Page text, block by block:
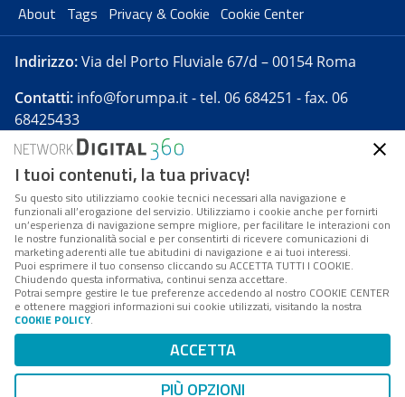
About Tags Privacy & Cookie Cookie Center
Indirizzo:Via del Porto Fluviale 67/d – 00154 Roma
Contatti: info@forumpa.it- tel. 06 684251 - fax. 06
68425433
Forumpa.itè una pubblicazione telematica iscritta
presso Registro della stampa del Tribunale di Roma -
Reg. n. 182 del 2 maggio 2008 - Direttore resp. Michela
Stentella
FPA s.r.l. è società soggetta a Direzione e
Coordinamento da parte di Digital360 S.p.A. - FPA s.r.l.
è un'azienda certificata per il sistema di management
Codice Fiscale/Partita IVA n. 10693191008 - R.E.A. Roma
n. 1249791. ISP AWS
Mappa del sito
I tuoi contenuti, la tua privacy!
Su questo sito utilizziamo cookie tecnici necessari alla navigazione e
funzionali all’erogazione del servizio. Utilizziamo i cookie anche per fornirti
un’esperienza di navigazione sempre migliore, per facilitare le interazioni con
le nostre funzionalità social e per consentirti di ricevere comunicazioni di
marketing aderenti alle tue abitudini di navigazione e ai tuoi interessi.
Puoi esprimere il tuo consenso cliccando su ACCETTA TUTTI I COOKIE.
Chiudendo questa informativa, continui senza accettare.
Potrai sempre gestire le tue preferenze accedendo al nostro COOKIE CENTER
e ottenere maggiori informazioni sui cookie utilizzati, visitando la nostra
COOKIE POLICY.
ACCETTA
PIÙ OPZIONI